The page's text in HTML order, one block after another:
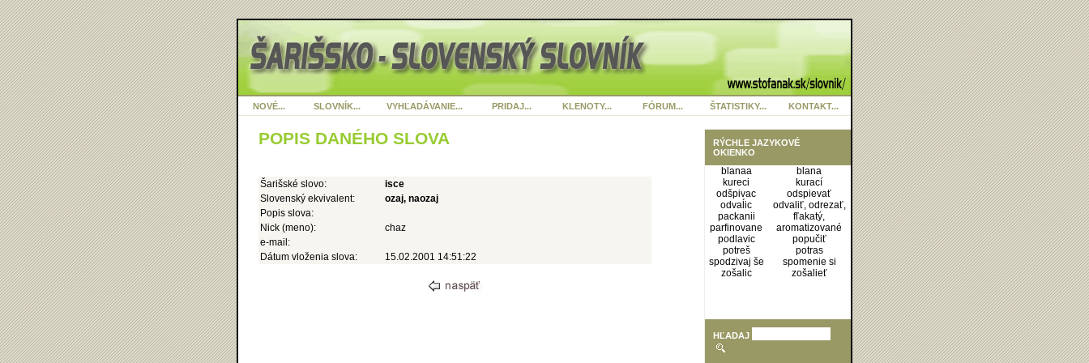
NOVÉ... SLOVNÍK... VYHĽADÁVANIE... PRIDAJ... KLENOTY... FÓRUM... ŠTATISTIKY... KONTAKT...
RÝCHLE JAZYKOVÉ
OKIENKO
blanaa
blana
kureci
kurací
odšpivac
odspievať
odvaĺic
odvaliť, odrezať,
packanii
fľakatý,
parfinovane
aromatizované
podlavic
popučiť
potreš
potras
spodzivaj še
spomenie si
zošalic
zošalieť
HĽADAJ
POPIS DANÉHO SLOVA
Šarišské slovo:
isce
Slovenský ekvivalent:
ozaj, naozaj
Popis slova:
Nick (meno):
chaz
e-mail:
Dátum vloženia slova:
15.02.2001 14:51:22